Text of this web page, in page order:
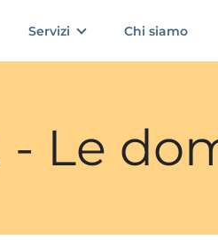
Servizi Chi siamo
- Le